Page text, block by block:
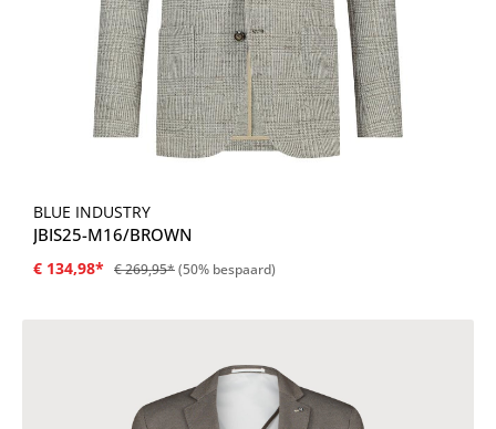
BLUE INDUSTRY
JBIS25-M16/BROWN
€ 134,98* € 269,95*(50% bespaard)